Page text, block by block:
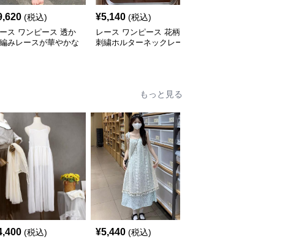
(税込)
ス ワンピース 透か
みレースが華やかな
¥5,140 (税込)
レース ワンピース 花柄
刺繍ホルターネックレー
もっと見る
(税込) ¥5,440 (税込)